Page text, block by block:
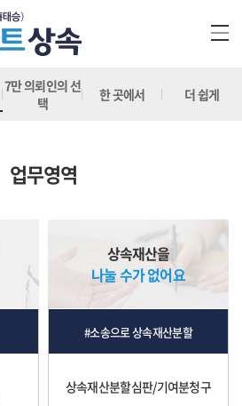
7만 의뢰인의 선
택
한 곳에서 더 쉽게
업무영역
상속재산을
나눌 수가 없어요
#소송으로 상속재산분할
상속재산분할심판/기여분청구